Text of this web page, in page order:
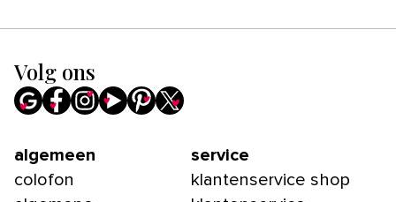
Volg ons
algemeen
colofon
service
klantenservice shop